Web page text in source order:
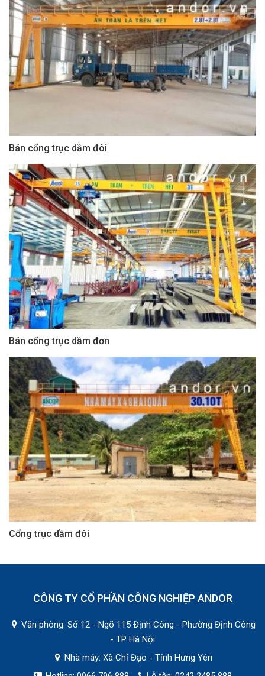
Bán cổng trục dầm đôi
Bán cổng trục dầm đơn
Cổng trục dầm đôi
CÔNG TY CỔ PHẦN CÔNG NGHIỆP ANDOR
Văn phòng: Số 12 - Ngõ 115 Định Công - Phường Định Công
- TP Hà Nội
Nhà máy: Xã Chỉ Đạo - Tỉnh Hưng Yên